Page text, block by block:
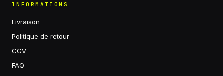
INFORMATIONS
Livraison
Politique de retour
CGV
FAQ